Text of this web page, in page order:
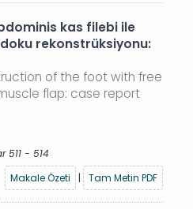
kas filebi ile
rekonstrüksiyonu:
of the foot with free
flap: case report
511 - 514
Makale Özeti
| Tam Metin PDF